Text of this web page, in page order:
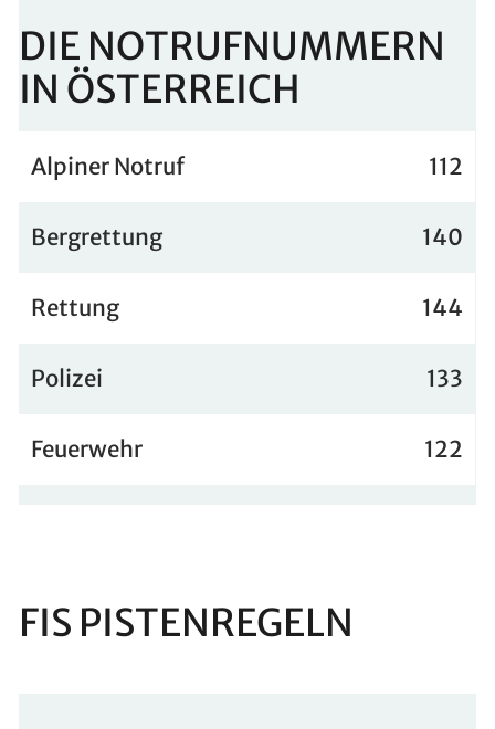
DIE NOTRUFNUMMERN
IN ÖSTERREICH
Alpiner Notruf 112
Bergrettung 140
Rettung 144
Polizei 133
Feuerwehr 122
FIS PISTENREGELN